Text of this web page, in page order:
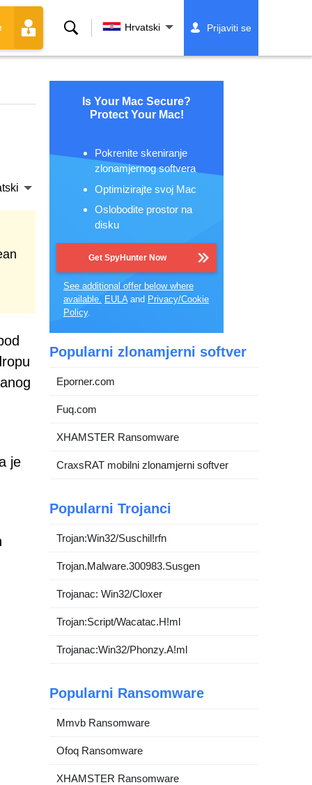
Traži Hrvatski Prijaviti se
je
Is Your Mac Secure?
Protect Your Mac!
Pokrenite skeniranje
zlonamjernog softvera
Optimizirajte svoj Mac
Oslobodite prostor na
disku
Get SpyHunter Now
See additional offer below where
available. EULAand Privacy/Cookie
Policy.
Popularni zlonamjerni softver
Eporner.com
Fuq.com
XHAMSTER Ransomware
CraxsRAT mobilni zlonamjerni softver
Popularni Trojanci
Trojan:Win32/Suschil!rfn
Trojan.Malware.300983.Susgen
Trojanac: Win32/Cloxer
Trojan:Script/Wacatac.H!ml
Trojanac:Win32/Phonzy.A!ml
Popularni Ransomware
Mmvb Ransomware
Ofoq Ransomware
XHAMSTER Ransomware